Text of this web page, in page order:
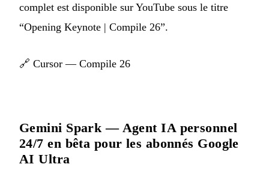
complet est disponible sur YouTube sous le titre
“Opening Keynote | Compile 26”.
🔗 Cursor — Compile 26
Gemini Spark — Agent IA personnel
24/7 en bêta pour les abonnés Google
AI Ultra